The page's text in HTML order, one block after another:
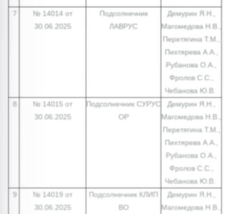
7
№ 14014 от
30.06.2025
Подсолнечник
ЛАВРУС
Демурин Я.Н.,
Магомедова Н.В.,
Перетягина Т.М.,
Пихтярева А.А.,
Рубанова О.А.,
Фролов С.С.,
Чебанова Ю.В.
8
№ 14015 от
30.06.2025
Подсолнечник СУРУС
ОР
Демурин Я.Н.,
Магомедова Н.В.,
Перетягина Т.М.,
Пихтярева А.А.,
Рубанова О.А.,
Фролов С.С.,
Чебанова Ю.В.
9
№ 14019 от
30.06.2025
Подсолнечник КЛИП
ВО
Демурин Я.Н.,
Магомедова Н.В.,